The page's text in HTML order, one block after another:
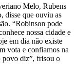
Melo, Rubens
disse que ouviu as
“Robinson pode
nossa cidade e
em dia não existe
vota e confiamos na
povo diz”, frisou o